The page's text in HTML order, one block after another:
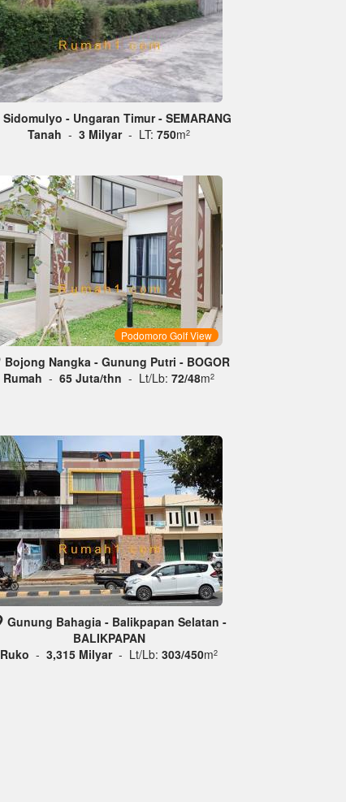
Sidomulyo - Ungaran Timur - SEMARANG
Tanah - 3 Milyar - LT: 750m2
Podomoro Golf View
Bojong Nangka - Gunung Putri - BOGOR
Rumah - 65 Juta/thn - Lt/Lb: 72/48m2
Gunung Bahagia - Balikpapan Selatan -
BALIKPAPAN
Ruko - 3,315 Milyar - Lt/Lb: 303/450m2